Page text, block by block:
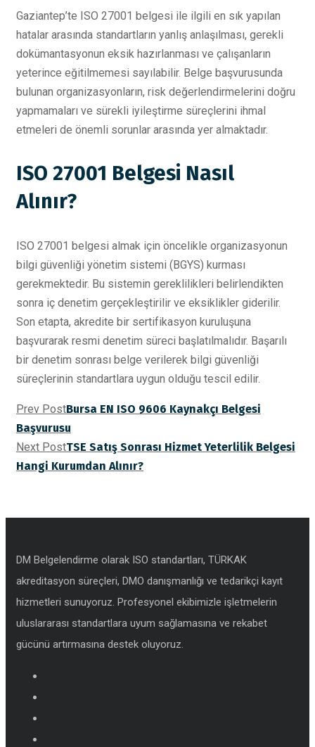
Gaziantep’te ISO 27001 belgesi ile ilgili en sık yapılan
hatalar arasında standartların yanlış anlaşılması, gerekli
dokümantasyonun eksik hazırlanması ve çalışanların
yeterince eğitilmemesi sayılabilir. Belge başvurusunda
bulunan organizasyonların, risk değerlendirmelerini doğru
yapmamaları ve sürekli iyileştirme süreçlerini ihmal
etmeleri de önemli sorunlar arasında yer almaktadır.
ISO 27001 Belgesi Nasıl
Alınır?
ISO 27001 belgesi almak için öncelikle organizasyonun
bilgi güvenliği yönetim sistemi (BGYS) kurması
gerekmektedir. Bu sistemin gereklilikleri belirlendikten
sonra iç denetim gerçekleştirilir ve eksiklikler giderilir.
Son etapta, akredite bir sertifikasyon kuruluşuna
başvurarak resmi denetim süreci başlatılmalıdır. Başarılı
bir denetim sonrası belge verilerek bilgi güvenliği
süreçlerinin standartlara uygun olduğu tescil edilir.
Prev PostBursa EN ISO 9606 Kaynakçı Belgesi
Başvurusu
Next PostTSE Satış Sonrası Hizmet Yeterlilik Belgesi
Hangi Kurumdan Alınır?
DM Belgelendirme olarak ISO standartları, TÜRKAK
akreditasyon süreçleri, DMO danışmanlığı ve tedarikçi kayıt
hizmetleri sunuyoruz. Profesyonel ekibimizle işletmelerin
uluslararası standartlara uyum sağlamasına ve rekabet
gücünü artırmasına destek oluyoruz.